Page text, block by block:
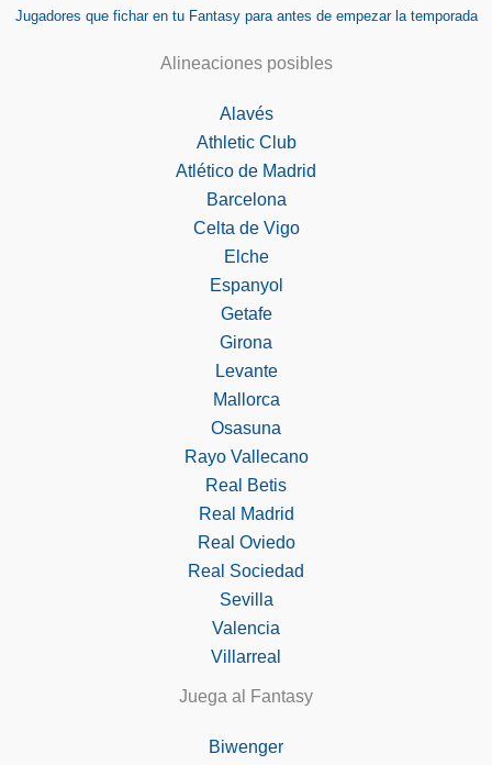
Jugadores que fichar en tu Fantasy para antes de empezar la temporada
Alineaciones posibles
Alavés
Athletic Club
Atlético de Madrid
Barcelona
Celta de Vigo
Elche
Espanyol
Getafe
Girona
Levante
Mallorca
Osasuna
Rayo Vallecano
Real Betis
Real Madrid
Real Oviedo
Real Sociedad
Sevilla
Valencia
Villarreal
Juega al Fantasy
Biwenger